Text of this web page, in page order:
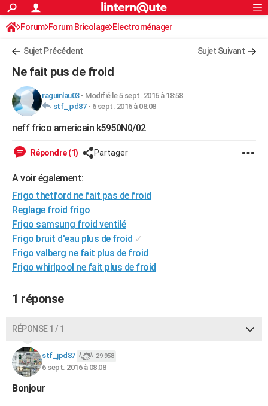
ACTUALITÉS
Politique
Société
Faits Divers
Education
Monde
Villes
+
FINANCE
Retraite
Impôts
Epargne
Immobilier
Risques naturels par ville
Banque
Assurance
Crédit
AUTO
Essais
Réserver un essai
Citadines
Berlines
SUV
Forum auto
+
Mobiles
Meilleur smartphone
Internet
Ordinateurs
Jeux vidéo
Guide high-tech
BRICOLAGE
Forum
Aménagement intérieur
Extérieur
Cuisine
Salle de bains
Jardinage
Rangement
WEEK-END
Guides de France
Escapades
Patrimoine
Expositions
Musées
Week-end nature
+LIFESTYLE
Art de vivre
Bien-être
Loisirs
Mode
Modes de vie
SANTE
Alimentation
Guide de la santé
Maladies
Médicaments
Sommeil
VOYAGE
GUIDES D'ACHAT
BONS PLANS
CARTE DE VOEUX
Carte de Noël
Carte Bonne année
Carte Saint-Valentin
Carte Pâques
Carte d'anniversaire
DICTIONNAIRE
S'inscrire
Connexion
Forum Forum Bricolage Electroménager
Sujet Précédent Sujet Suivant
Ne fait pus de froid
raguinlau03- Modifié le 5 sept. 2016 à 18:58
stf_jpd87- 6 sept. 2016 à 08:08
neff frico americain k5950N0/02
Répondre (1) Partager
A voir également:
Frigo thetford ne fait pas de froid
Reglage froid frigo
Frigo samsung froid ventilé
Frigo bruit d'eau plus de froid ✓
Frigo valberg ne fait plus de froid
Frigo whirlpool ne fait plus de froid
1 réponse
RÉPONSE 1 / 1
stf_jpd87 29 958
6 sept. 2016 à 08:08
Bonjour